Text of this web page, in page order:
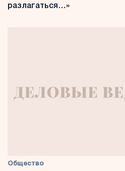
разлагаться…»
Общество